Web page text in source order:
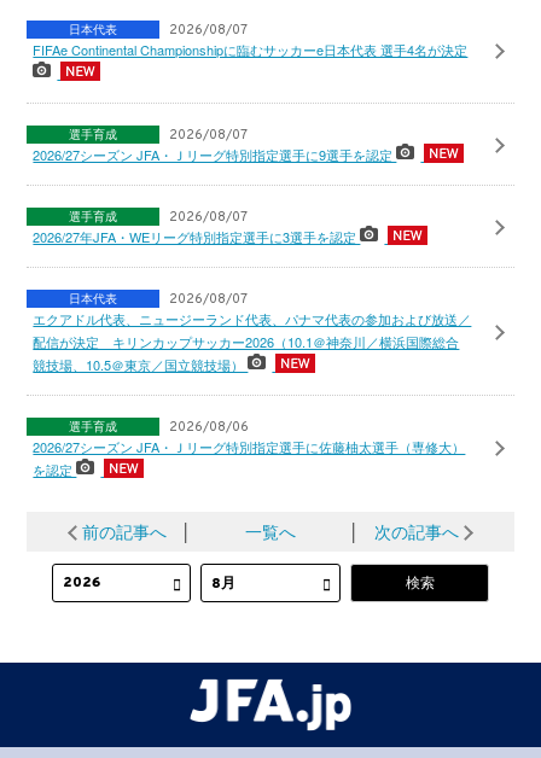
日本代表 2026/08/07
FIFAe Continental Championshipに臨むサッカーe日本代表 選手4名が決定
選手育成 2026/08/07
2026/27シーズン JFA・Ｊリーグ特別指定選手に9選手を認定
選手育成 2026/08/07
2026/27年JFA・WEリーグ特別指定選手に3選手を認定
日本代表 2026/08/07
エクアドル代表、ニュージーランド代表、パナマ代表の参加および放送／
配信が決定 キリンカップサッカー2026（10.1＠神奈川／横浜国際総合
競技場、10.5＠東京／国立競技場）
選手育成 2026/08/06
2026/27シーズン JFA・Ｊリーグ特別指定選手に佐藤柚太選手（専修大）
を認定
前の記事へ 一覧へ 次の記事へ